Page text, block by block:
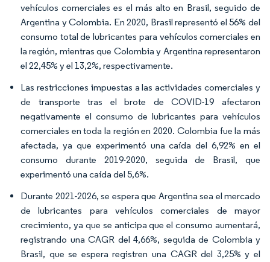
vehículos comerciales es el más alto en Brasil, seguido de
Argentina y Colombia. En 2020, Brasil representó el 56% del
consumo total de lubricantes para vehículos comerciales en
la región, mientras que Colombia y Argentina representaron
el 22,45% y el 13,2%, respectivamente.
Las restricciones impuestas a las actividades comerciales y
de transporte tras el brote de COVID-19 afectaron
negativamente el consumo de lubricantes para vehículos
comerciales en toda la región en 2020. Colombia fue la más
afectada, ya que experimentó una caída del 6,92% en el
consumo durante 2019-2020, seguida de Brasil, que
experimentó una caída del 5,6%.
Durante 2021-2026, se espera que Argentina sea el mercado
de lubricantes para vehículos comerciales de mayor
crecimiento, ya que se anticipa que el consumo aumentará,
registrando una CAGR del 4,66%, seguida de Colombia y
Brasil, que se espera registren una CAGR del 3,25% y el